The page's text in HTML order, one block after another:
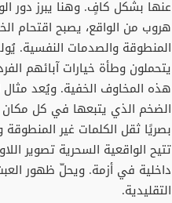
عنها بشكل كافٍ. وهنا يبرز دور
هروب من الواقع، يصبح اقتحام
المنطوقة والصدمات النفسية.
يتحملون وطأة خيارات آبائهم
هذه المخاوف الخفية. ويُعد مثال
الضخم الذي يتبعها في كل
بصريًا ثقل الكلمات غير
تتيح الواقعية السحرية تصوير
داخلية في أزمة. ويحلّ ظهور
التقليدية.